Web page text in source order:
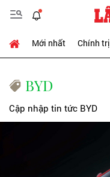
Mới nhất Chính trị
BYD
Cập nhập tin tức BYD